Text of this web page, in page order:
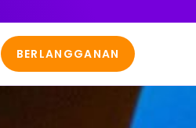
BERLANGGANAN